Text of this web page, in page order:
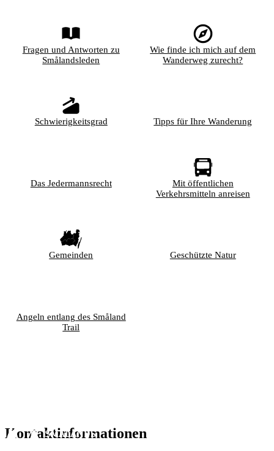
Fragen und Antworten zu
Smålandsleden
Wie finde ich mich auf dem
Wanderweg zurecht?
Schwierigkeitsgrad Tipps für Ihre Wanderung
Das Jedermannsrecht
Mit öffentlichen
Verkehrsmitteln anreisen
Gemeinden Geschützte Natur
Angeln entlang des Småland
Trail
Kontaktinformationen